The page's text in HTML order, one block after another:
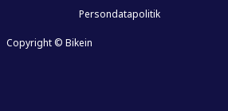
Copyright © Bikein
Persondatapolitik